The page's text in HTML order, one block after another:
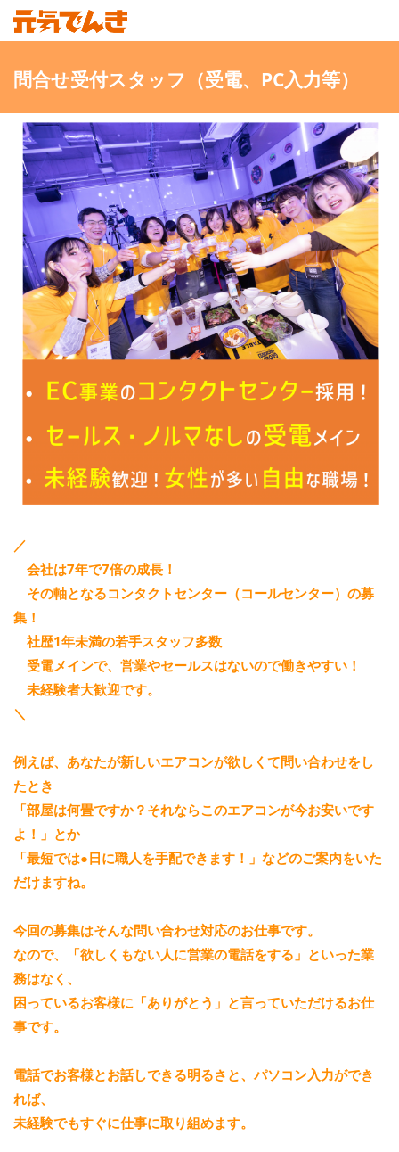
問合せ受付スタッフ（受電、PC入力等）
／
会社は7年で7倍の成長！
その軸となるコンタクトセンター（コールセンター）の募
集！
社歴1年未満の若手スタッフ多数
受電メインで、営業やセールスはないので働きやすい！
未経験者大歓迎です。
＼
例えば、あなたが新しいエアコンが欲しくて問い合わせをし
たとき
「部屋は何畳ですか？それならこのエアコンが今お安いです
よ！」とか
「最短では●日に職人を手配できます！」などのご案内をいた
だけますね。
今回の募集はそんな問い合わせ対応のお仕事です。
なので、「欲しくもない人に営業の電話をする」といった業
務はなく、
困っているお客様に「ありがとう」と言っていただけるお仕
事です。
電話でお客様とお話しできる明るさと、パソコン入力ができ
れば、
未経験でもすぐに仕事に取り組めます。